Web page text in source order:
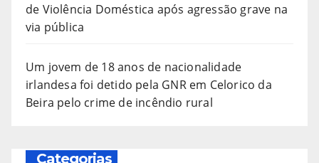
de Violência Doméstica após agressão grave na
via pública
Um jovem de 18 anos de nacionalidade
irlandesa foi detido pela GNR em Celorico da
Beira pelo crime de incêndio rural
Categorias